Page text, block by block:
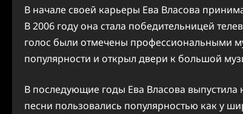
В начале своей карьеры Ева Власова
В 2006 году она стала победительницей
голос были отмечены профессиональными
популярности и открыл двери к большой
В последующие годы Ева Власова
песни пользовались популярностью как у